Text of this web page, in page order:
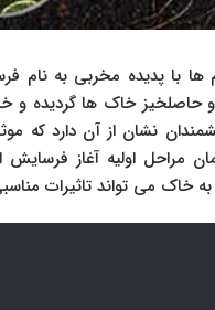
ها با پدیده مخربی به نام
خاک ها گردیده و
نشان از آن دارد که
مراحل اولیه آغاز فرسایش
خاک می تواند تاثیرات